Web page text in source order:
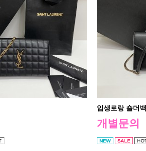
입생로랑 숄더백
개별문의